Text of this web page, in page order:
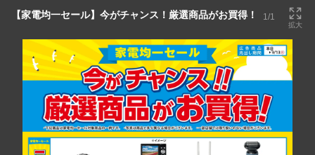
【家電均一セール】今がチャンス！厳選商品がお買得！ 1/1
拡大